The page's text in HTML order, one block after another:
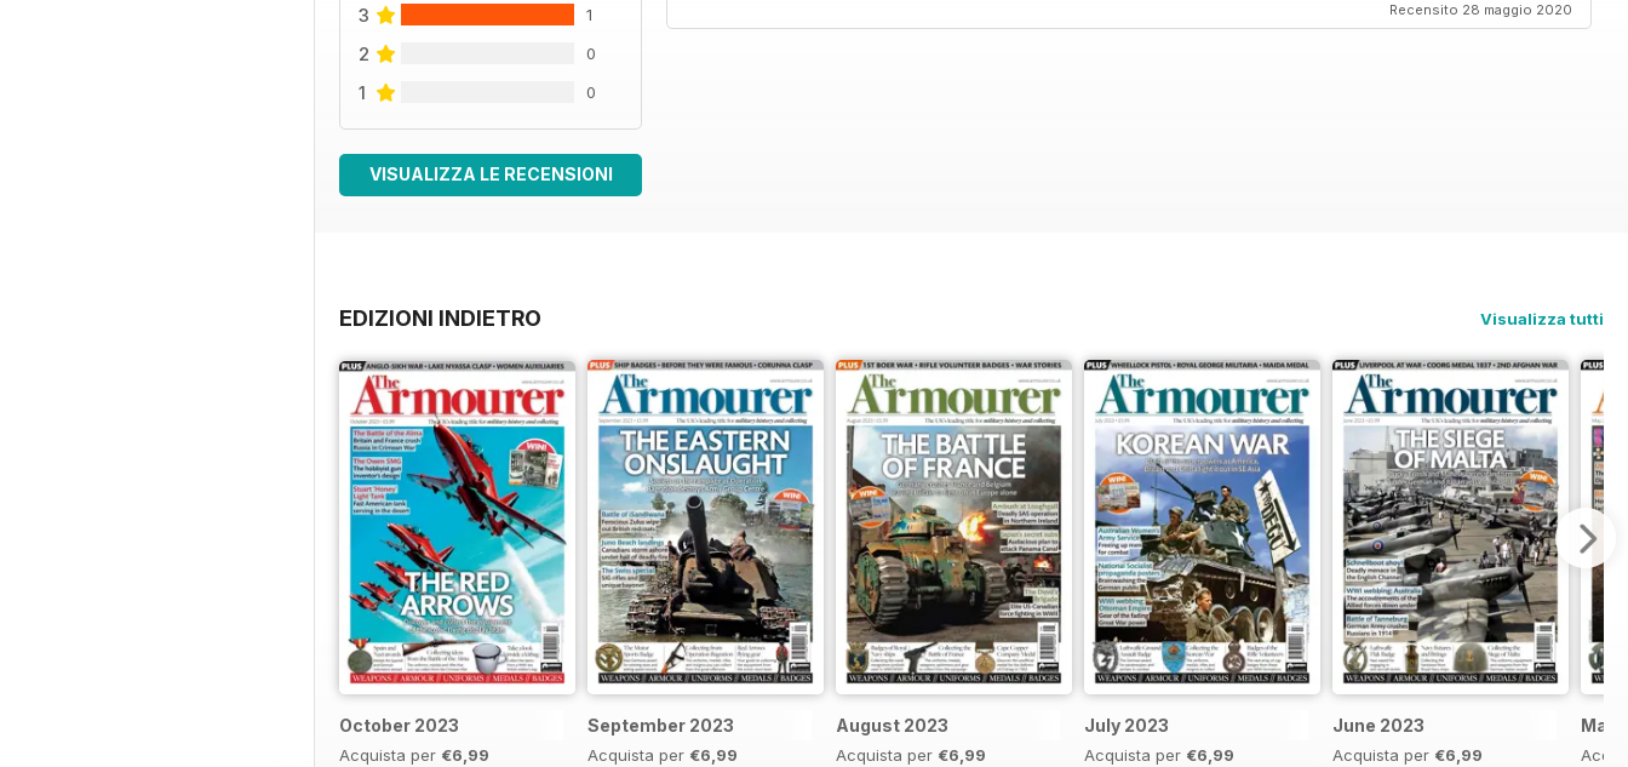
3 1
2 0
1 0
VISUALIZZA LE RECENSIONI
Recensito 28 maggio 2020
EDIZIONI INDIETRO Visualizza tutti
October 2023
Acquista per €6,99
September 2023
Acquista per €6,99
August 2023
Acquista per €6,99
July 2023
Acquista per €6,99
June 2023
Acquista per €6,99
May